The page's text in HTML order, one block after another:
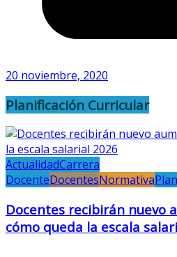
20 noviembre, 2020
Planificación Curricular
ActualidadCarrera
DocenteDocentesNormativa
Docentes recibirán nuevo
cómo queda la escala